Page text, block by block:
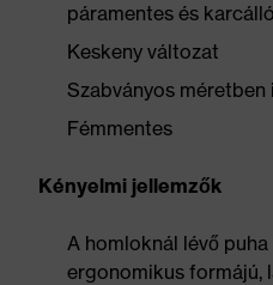
páramentes és
Keskeny változat
Szabványos méretben
Fémmentes
Kényelmi jellemzők
A homloknál lévő
ergonomikus formájú,